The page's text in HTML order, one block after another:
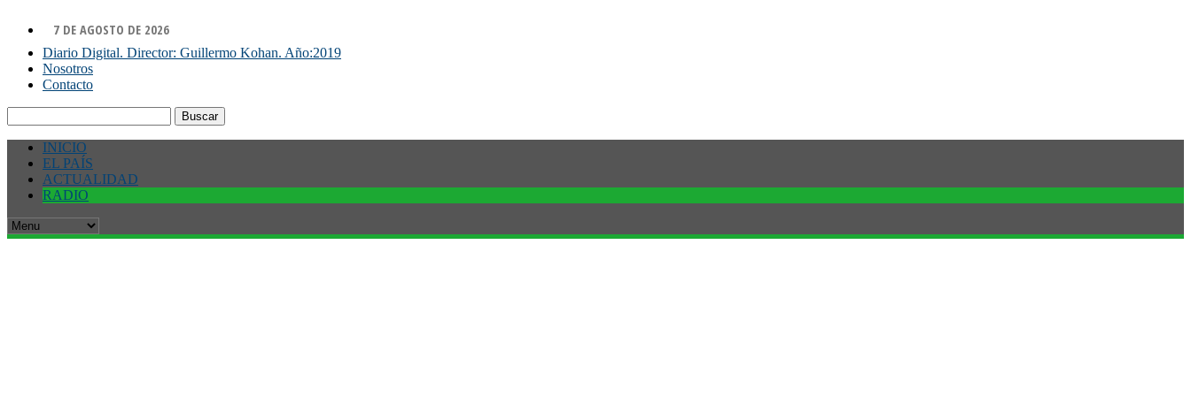
7 DE AGOSTO DE 2026
Diario Digital. Director: Guillermo Kohan. Año:2019
Nosotros
Contacto
INICIO
EL PAÍS
ACTUALIDAD
RADIO